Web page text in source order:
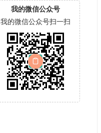
我的微信公众号
我的微信公众号扫一扫